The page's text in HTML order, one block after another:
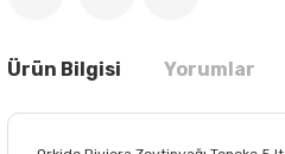
Ürün Bilgisi Yorumlar